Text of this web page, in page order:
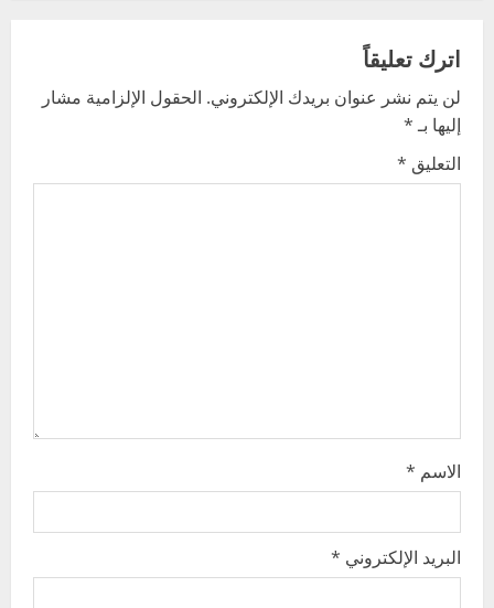
v
i
g
اترك تعليقاً
لن يتم نشر عنوان بريدك الإلكتروني. الحقول الإلزامية مشار
إليها بـ*
التعليق *
الاسم *
البريد الإلكتروني *